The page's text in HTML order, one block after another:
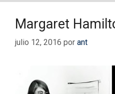
Margaret
julio 12, 2016 por ant